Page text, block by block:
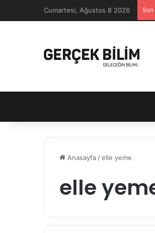
Cumartesi, Ağustos 8 2026
Anasayfa /elle yeme
elle